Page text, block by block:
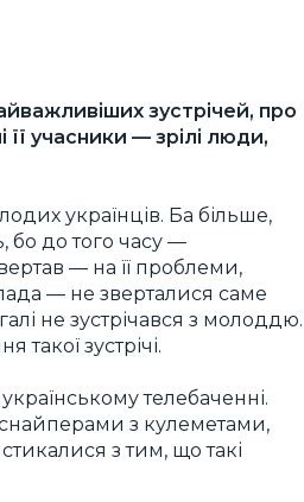
зустрічей, про
учасники — зрілі люди,
українців. Ба більше,
бо до того часу —
— на її проблеми,
— не зверталися саме
не зустрічався з молоддю.
зустрічі.
телебаченні.
снайперами з кулеметами,
з тим, що такі